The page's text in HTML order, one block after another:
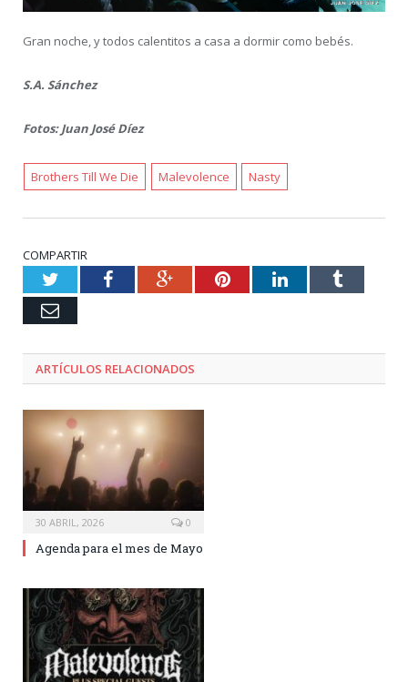
Gran noche, y todos calentitos a casa a dormir como bebés.
S.A. Sánchez
Fotos: Juan José Díez
Brothers Till We Die Malevolence Nasty
COMPARTIR
TwitterFacebookGoogle+PinterestLinkedInTumblr
Email
ARTÍCULOS RELACIONADOS
30 ABRIL, 2026 0
Agenda para el mes de Mayo